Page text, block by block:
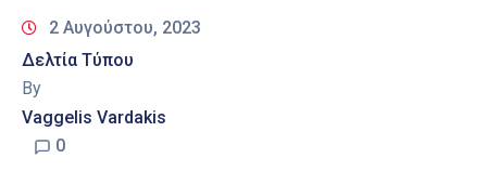
2 Αυγούστου, 2023
Δελτία Τύπου
By
Vaggelis Vardakis
0